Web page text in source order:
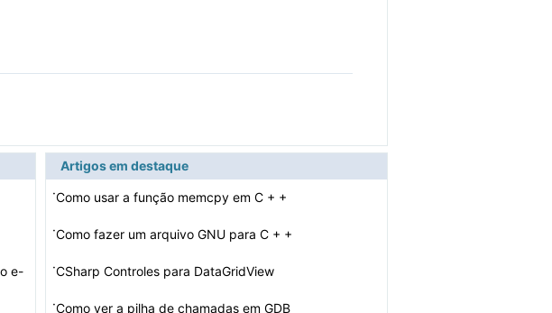
e-
Artigos em destaque
·Como usar a função memcpy em C + +
·Como fazer um arquivo GNU para C + +
·CSharp Controles para DataGridView
·Como ver a pilha de chamadas em GDB